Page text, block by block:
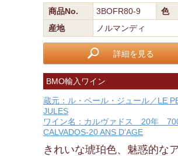
商品No. 3BOFR80-9 色
産地
ノルマンディ
詳細を見る
BMO輸入ワイン
蔵元：ル・ペール・ジュール／LE
JULES
ワイン名：カルヴァドス 20年
CALVADOS-20 ANS D'AGE
きれいな琥珀色、魅惑的な